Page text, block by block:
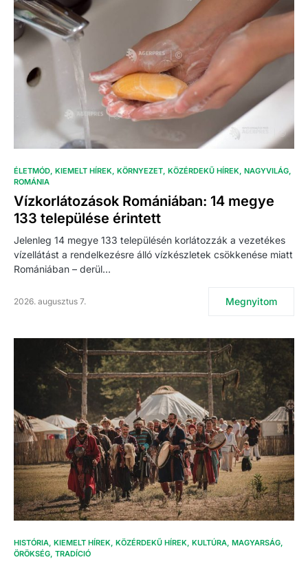
ÉLETMÓD KIEMELT HÍREK KÖRNYEZET KÖZÉRDEKŰ HÍREK NAGYVILÁG
ROMÁNIA
Vízkorlátozások Romániában: 14 megye
133 települése érintett
Jelenleg 14 megye 133 településén korlátozzák a vezetékes
vízellátást a rendelkezésre álló vízkészletek csökkenése miatt
Romániában – derül…
2026. augusztus 7. Megnyitom
HISTÓRIA KIEMELT HÍREK KÖZÉRDEKŰ HÍREK KULTÚRA MAGYARSÁG
ÖRÖKSÉG TRADÍCIÓ